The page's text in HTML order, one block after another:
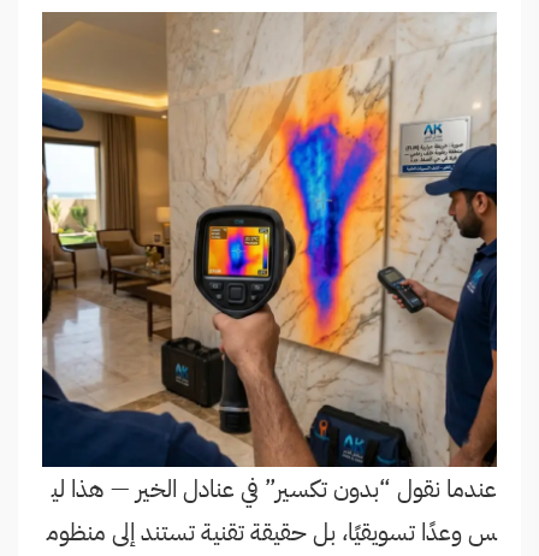
عندما نقول “بدون تكسير” في عنادل الخير — هذا لي
س وعدًا تسويقيًا، بل حقيقة تقنية تستند إلى منظوم